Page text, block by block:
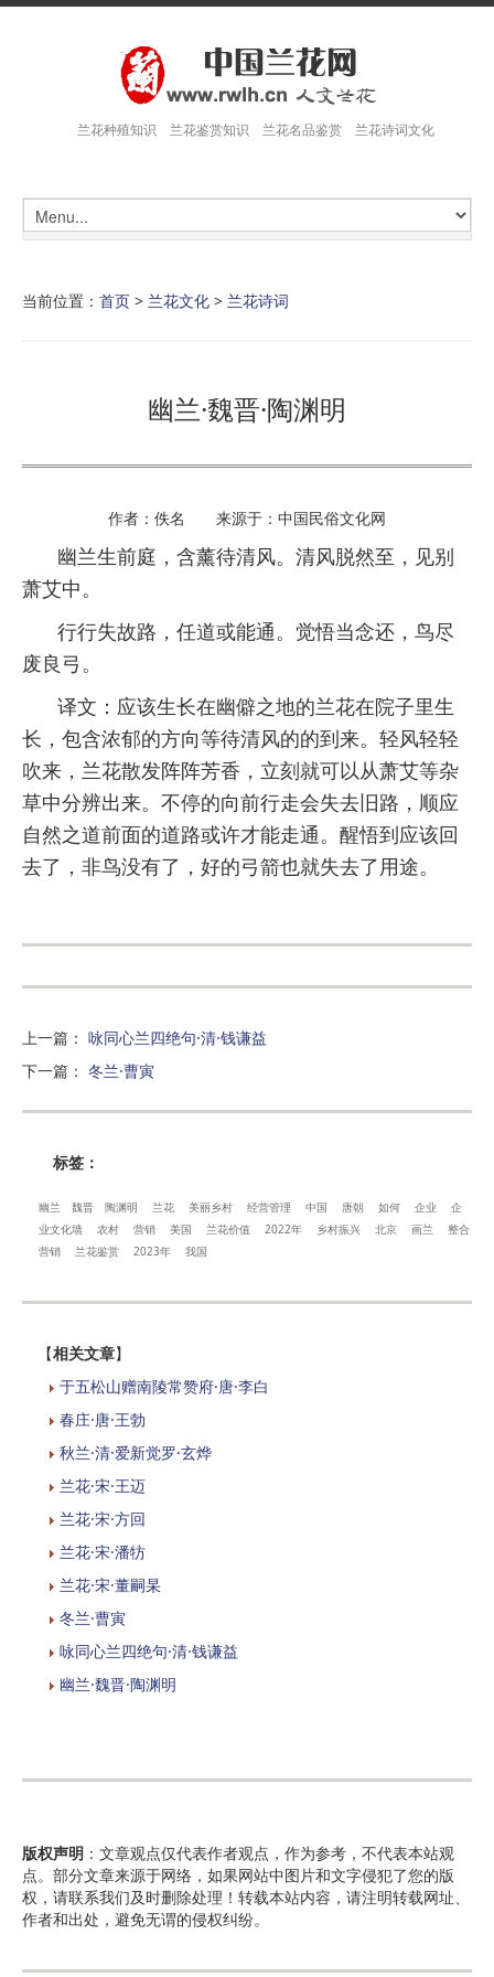
兰花种殖知识 兰花鉴赏知识 兰花名品鉴赏 兰花诗词文化
当前位置： 首页 > 兰花文化 > 兰花诗词
幽兰·魏晋·陶渊明
作者：佚名 来源于：中国民俗文化网
幽兰生前庭，含薰待清风。清风脱然至，见别
萧艾中。
行行失故路，任道或能通。觉悟当念还，鸟尽
废良弓。
译文：应该生长在幽僻之地的兰花在院子里生
长，包含浓郁的方向等待清风的的到来。轻风轻轻
吹来，兰花散发阵阵芳香，立刻就可以从萧艾等杂
草中分辨出来。不停的向前行走会失去旧路，顺应
自然之道前面的道路或许才能走通。醒悟到应该回
去了，非鸟没有了，好的弓箭也就失去了用途。
上一篇 ： 咏同心兰四绝句·清·钱谦益
下一篇 ： 冬兰·曹寅
标签：
幽兰 魏晋 陶渊明 兰花 美丽乡村 经营管理 中国 唐朝 如何 企业
企
业文化墙
农村 营销 美国 兰花价值 2022年 乡村振兴 北京 画兰
整合
营销
兰花鉴赏 2023年 我国
【相关文章】
于五松山赠南陵常赞府·唐·李白
春庄·唐·王勃
秋兰·清·爱新觉罗·玄烨
兰花·宋·王迈
兰花·宋·方回
兰花·宋·潘牥
兰花·宋·董嗣杲
冬兰·曹寅
咏同心兰四绝句·清·钱谦益
幽兰·魏晋·陶渊明
版权声明 ：文章观点仅代表作者观点，作为参考，不代表本站观
点。部分文章来源于网络，如果网站中图片和文字侵犯了您的版
权，请联系我们及时删除处理！转载本站内容，请注明转载网址、
作者和出处，避免无谓的侵权纠纷。